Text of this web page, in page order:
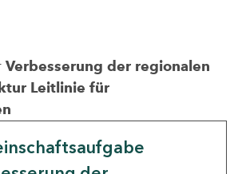
Verbesserung der regionalen
Leitlinie für